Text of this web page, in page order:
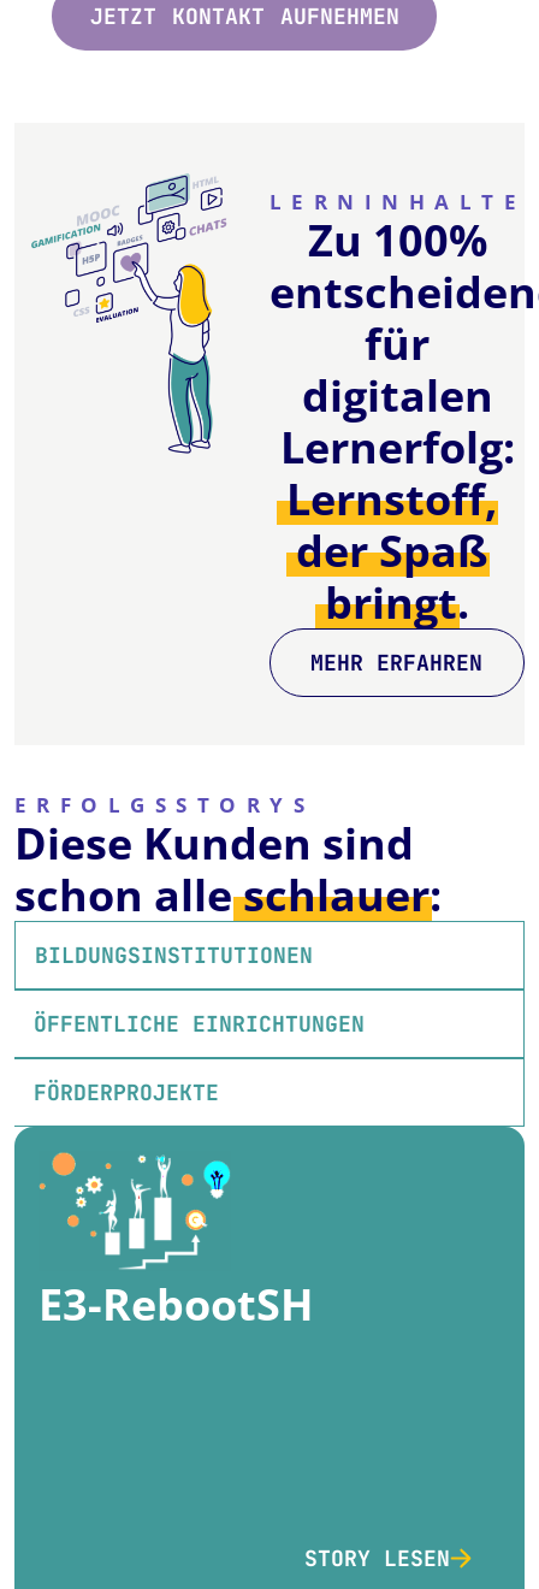
JETZT KONTAKT AUFNEHMEN
LERNINHALTE
Zu 100%
für
digitalen
Lernerfolg:
Lernstoff,
derSpaß
bringt.
MEHR ERFAHREN
ERFOLGSSTORYS
Diese Kunden sind
schon alleschlauer:
BILDUNGSINSTITUTIONEN
FÖRDERPROJEKTE
ÖFFENTLICHE EINRICHTUNGEN
E3-RebootSH
STORY LESEN